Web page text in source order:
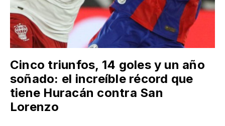
Cinco triunfos, 14 goles y un año
soñado: el increíble récord que
tiene Huracán contra San
Lorenzo